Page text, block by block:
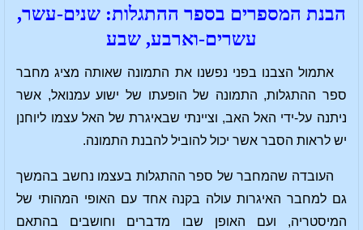
הבנת המספרים בספר ההתגלות: שנים-עשר,
עשרים-וארבע, שבע
אתמול הצבנו בפני נפשנו את התמונה שאותה מציג מחבר
ספר ההתגלות, התמונה של הופעתו של ישוע עמנואל, אשר
ניתנה על-ידי האל האב, וציינתי שבאיגרת של האל עצמו ליוחנן
יש לראות הסבר אשר יכול להוביל להבנת התמונה.
העובדה שהמחבר של ספר ההתגלות בעצמו נחשב בהמשך
גם למחבר האיגרות עולה בקנה אחד עם האופי המהותי של
המיסטריה, ועם האופן שבו מדברים וחושבים בהתאם